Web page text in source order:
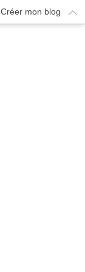
Créer mon blog